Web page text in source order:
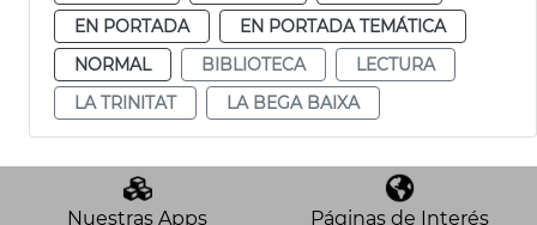
EN PORTADA
EN PORTADA TEMÁTICA
NORMAL
BIBLIOTECA
LECTURA
LA TRINITAT
LA BEGA BAIXA
Nuestras Apps Páginas de Interés